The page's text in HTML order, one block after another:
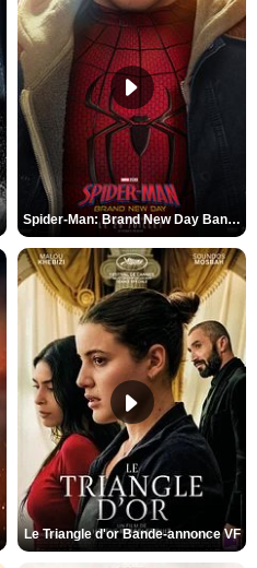
Spider-Man: Brand New Day Bande-annonce VO STFR
Le Triangle d'or Bande-annonce VF